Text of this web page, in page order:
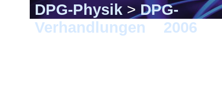
DPG-Physik>DPG-
Verhandlungen
2006